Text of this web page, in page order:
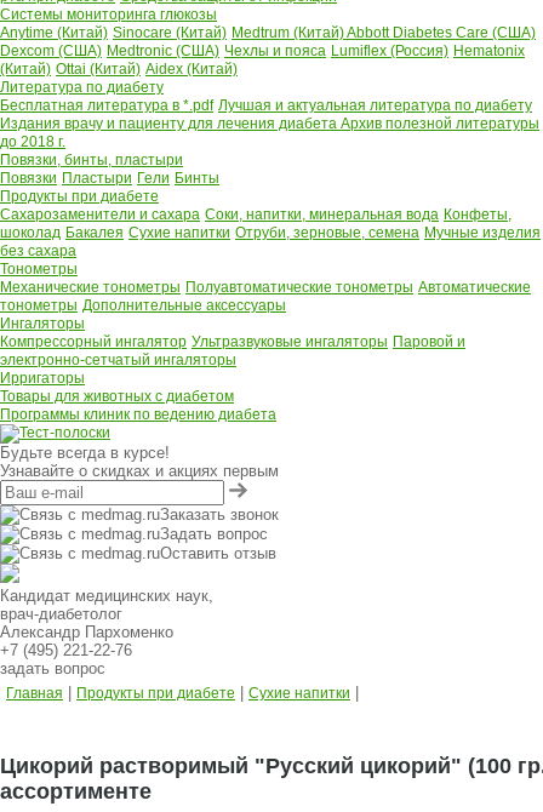
Системы мониторинга глюкозы
Anytime (Китай) Sinocare (Китай) Medtrum (Китай)Abbott Diabetes Care (США)
Dexcom (США) Medtronic (США) Чехлы и пояса Lumiflex (Россия) Hematonix
(Китай) Ottai (Китай) Aidex (Китай)
Литература по диабету
Бесплатная литература в *.pdf Лучшая и актуальная литература по диабету
Издания врачу и пациенту для лечения диабета Архив полезной литературы
до 2018 г.
Повязки, бинты, пластыри
Повязки Пластыри Гели Бинты
Продукты при диабете
Сахарозаменители и сахара Соки, напитки, минеральная вода Конфеты,
шоколад Бакалея Сухие напитки Отруби, зерновые, семена Мучные изделия
без сахара
Тонометры
Механические тонометры Полуавтоматические тонометры Автоматические
тонометры Дополнительные аксессуары
Ингаляторы
Компрессорный ингалятор Ультразвуковые ингаляторы Паровой и
электронно-сетчатый ингаляторы
Ирригаторы
Товары для животных с диабетом
Программы клиник по ведению диабета
Будьте всегда в курсе!
Узнавайте о скидках и акциях первым
Заказать звонок
Задать вопрос
Оставить отзыв
Кандидат медицинских наук,
врач-диабетолог
Александр Пархоменко
+7 (495) 221-22-76
задать вопрос
Главная Продукты при диабете Сухие напитки
Цикорий растворимый "Русский цикорий" (100
ассортименте